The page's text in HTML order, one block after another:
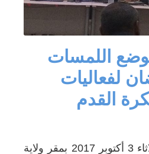
اللمسات
لفعاليات
القدم
عقدت عشية يوم الثلاثاء 3 أكتوبر 2017 بمقر ولاية